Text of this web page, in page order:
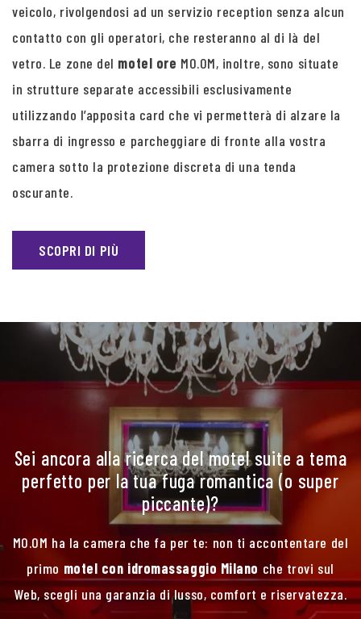
veicolo, rivolgendosi ad un servizio reception senza alcun
contatto con gli operatori, che resteranno al di là del
vetro. Le zone del motel ore MO.OM, inoltre, sono situate
in strutture separate accessibili esclusivamente
utilizzando l’apposita card che vi permetterà di alzare la
sbarra di ingresso e parcheggiare di fronte alla vostra
camera sotto la protezione discreta di una tenda
oscurante.
SCOPRI DI PIÙ
Sei ancora alla ricerca del motel suite a tema
perfetto per la tua fuga romantica (o super
piccante)?
MO.OM ha la camera che fa per te: non ti accontentare del
primo motel con idromassaggio Milano che trovi sul
Web, scegli una garanzia di lusso, comfort e riservatezza.